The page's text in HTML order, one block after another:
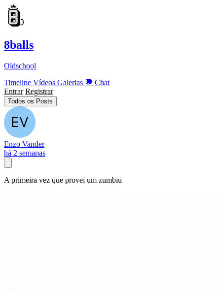
8balls
Oldschool
Timeline Vídeos Galerias 💬 Chat
Entrar Registrar
Todos os Posts
Enzo Vander
há 2 semanas
A primeira vez que provei um zumbiu